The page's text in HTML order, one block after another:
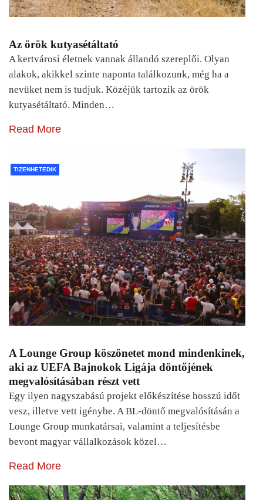
Az örök kutyasétáltató
A kertvárosi életnek vannak állandó szereplői. Olyan
alakok, akikkel szinte naponta találkozunk, még ha a
nevüket nem is tudjuk. Közéjük tartozik az örök
kutyasétáltató. Minden…
Read More
TIZENHETEDIK
A Lounge Group köszönetet mond mindenkinek,
aki az UEFA Bajnokok Ligája döntőjének
megvalósításában részt vett
Egy ilyen nagyszabású projekt előkészítése hosszú időt
vesz, illetve vett igénybe. A BL-döntő megvalósításán a
Lounge Group munkatársai, valamint a teljesítésbe
bevont magyar vállalkozások közel…
Read More